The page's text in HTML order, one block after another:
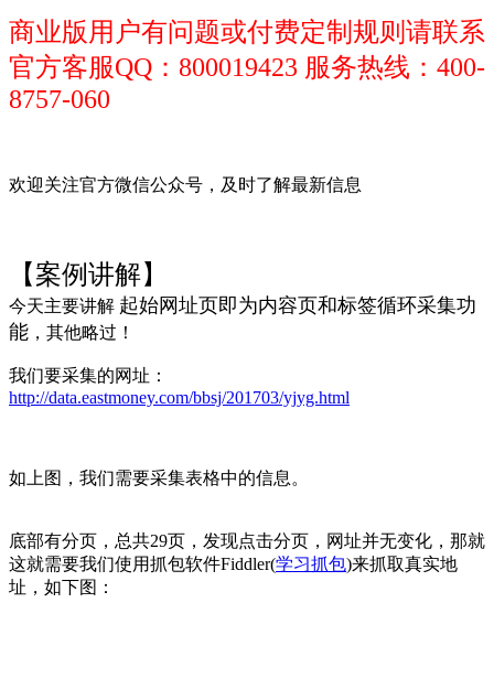
商业版用户有问题或付费定制规则请联系
官方客服QQ：800019423 服务热线：400-
8757-060
欢迎关注官方微信公众号，及时了解最新信息
【案例讲解】
今天主要讲解 起始网址页即为内容页和标签循环采集功
能 ，其他略过！
我们要采集的网址：
http://data.eastmoney.com/bbsj/201703/yjyg.html
如上图，我们需要采集表格中的信息。
底部有分页，总共29页，发现点击分页，网址并无变化，那就
这就需要我们使用抓包软件Fiddler(学习抓包)来抓取真实地
址，如下图：